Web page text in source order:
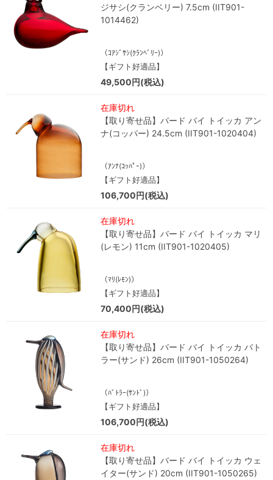
ジサシ(クランベリー) 7.5cm (IIT901-
1014462)
（ｺｱｼﾞｻｼ(ｸﾗﾝﾍﾞﾘｰ)）
【ギフト好適品】
49,500円(税込)
在庫切れ
【取り寄せ品】バード バイ トイッカ アン
ナ(コッパー) 24.5cm (IIT901-1020404)
（ｱﾝﾅ(ｺｯﾊﾟｰ)）
【ギフト好適品】
106,700円(税込)
在庫切れ
【取り寄せ品】バード バイ トイッカ マリ
(レモン) 11cm (IIT901-1020405)
（ﾏﾘ(ﾚﾓﾝ)）
【ギフト好適品】
70,400円(税込)
在庫切れ
【取り寄せ品】バード バイ トイッカ バト
ラー(サンド) 26cm (IIT901-1050264)
（ﾊﾞﾄﾗｰ(ｻﾝﾄﾞ)）
【ギフト好適品】
106,700円(税込)
在庫切れ
【取り寄せ品】バード バイ トイッカ ウェ
イター(サンド) 20cm (IIT901-1050265)